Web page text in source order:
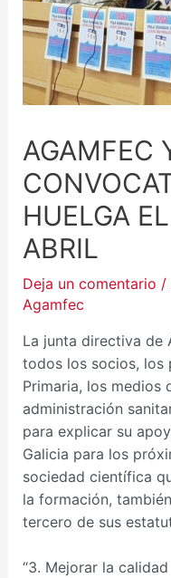
AGAMFEC
HUELGA
ABRIL
Deja un comentario /
Agamfec
La junta directiva de
todos los socios, los
Primaria, los medios
administración
para explicar su
Galicia para los
sociedad científica
la formación,
tercero de sus
“3. Mejorar la